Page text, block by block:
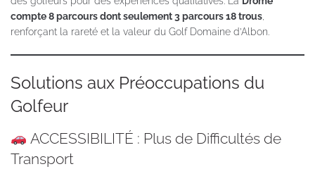
compte 8 parcours dont seulement 3 parcours 18 trous,
renforçant la rareté et la valeur du Golf Domaine d’Albon.
Solutions aux Préoccupations du
Golfeur
ACCESSIBILITÉ : Plus de Difficultés de
Transport